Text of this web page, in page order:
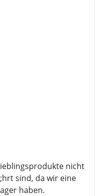
nicht
sind, da wir eine
haben.